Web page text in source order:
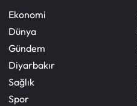
Ekonomi
Dünya
Gündem
Diyarbakır
Sağlık
Spor